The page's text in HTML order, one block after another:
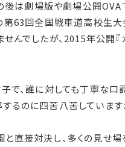
後は劇場版や劇場公開OVA
第63回全国戦車道高校生
んでしたが、2015年公開
で、誰に対しても丁寧な口
るのに四苦八苦していま
接対決し、多くの見せ場